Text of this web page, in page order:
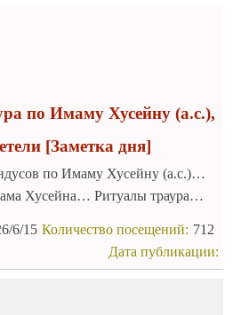
выполнит свой долг и
за кровь этих мучеников.
по Имаму Хусейну (а.с.),
[Заметка дня]
по Имаму Хусейну (а.с.)…
Хусейна… Ритуалы траура…
712
Количество посещений:
6/15
Дата публикации: